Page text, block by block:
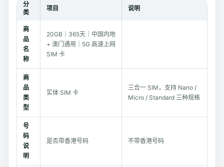
分
类
项目 说明
商
品
名
称
20GB｜365天｜中国内地
+ 澳门通用｜5G 高速上网
SIM 卡
商
品
类
型
实体 SIM 卡
三合一 SIM，支持 Nano /
Micro / Standard 三种规格
号
码
说
明
是否带香港号码 不带香港号码